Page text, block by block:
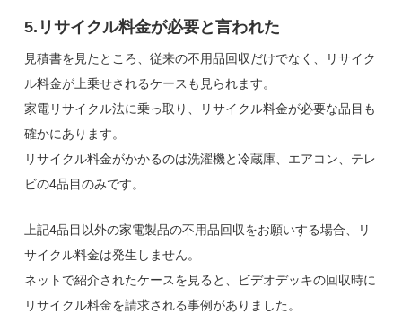
5.リサイクル料金が必要と言われた
見積書を見たところ、従来の不用品回収だけでなく、リサイク
ル料金が上乗せされるケースも見られます。
家電リサイクル法に乗っ取り、リサイクル料金が必要な品目も
確かにあります。
リサイクル料金がかかるのは洗濯機と冷蔵庫、エアコン、テレ
ビの4品目のみです。
上記4品目以外の家電製品の不用品回収をお願いする場合、リ
サイクル料金は発生しません。
ネットで紹介されたケースを見ると、ビデオデッキの回収時に
リサイクル料金を請求される事例がありました。